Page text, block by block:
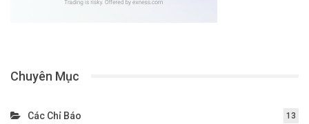
Chuyên Mục
Các Chỉ Báo 13